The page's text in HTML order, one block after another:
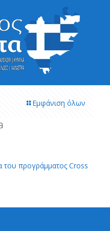
Εμφάνιση όλων
του προγράμματος Cross